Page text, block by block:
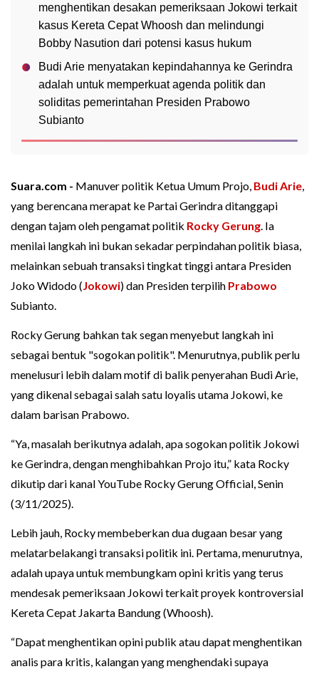
menghentikan desakan pemeriksaan Jokowi terkait
kasus Kereta Cepat Whoosh dan melindungi
Bobby Nasution dari potensi kasus hukum
Budi Arie menyatakan kepindahannya ke Gerindra
adalah untuk memperkuat agenda politik dan
soliditas pemerintahan Presiden Prabowo
Subianto
Suara.com - Manuver politik Ketua Umum Projo, Budi Arie,
yang berencana merapat ke Partai Gerindra ditanggapi
dengan tajam oleh pengamat politik Rocky Gerung. Ia
menilai langkah ini bukan sekadar perpindahan politik biasa,
melainkan sebuah transaksi tingkat tinggi antara Presiden
Joko Widodo (Jokowi) dan Presiden terpilih Prabowo
Subianto.
Rocky Gerung bahkan tak segan menyebut langkah ini
sebagai bentuk "sogokan politik". Menurutnya, publik perlu
menelusuri lebih dalam motif di balik penyerahan Budi Arie,
yang dikenal sebagai salah satu loyalis utama Jokowi, ke
dalam barisan Prabowo.
“Ya, masalah berikutnya adalah, apa sogokan politik Jokowi
ke Gerindra, dengan menghibahkan Projo itu,” kata Rocky
dikutip dari kanal YouTube Rocky Gerung Official, Senin
(3/11/2025).
Lebih jauh, Rocky membeberkan dua dugaan besar yang
melatarbelakangi transaksi politik ini. Pertama, menurutnya,
adalah upaya untuk membungkam opini kritis yang terus
mendesak pemeriksaan Jokowi terkait proyek kontroversial
Kereta Cepat Jakarta Bandung (Whoosh).
“Dapat menghentikan opini publik atau dapat menghentikan
analis para kritis, kalangan yang menghendaki supaya